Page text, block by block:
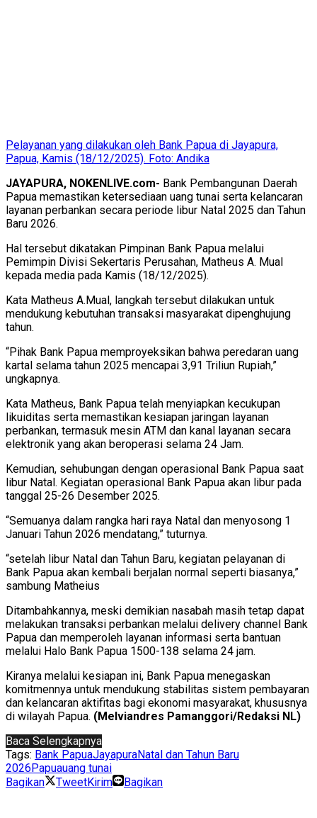
Pelayanan yang dilakukan oleh Bank Papua di Jayapura,
Papua, Kamis (18/12/2025). Foto: Andika
JAYAPURA, NOKENLIVE.com- Bank Pembangunan Daerah
Papua memastikan ketersediaan uang tunai serta kelancaran
layanan perbankan secara periode libur Natal 2025 dan Tahun
Baru 2026.
Hal tersebut dikatakan Pimpinan Bank Papua melalui
Pemimpin Divisi Sekertaris Perusahan, Matheus A. Mual
kepada media pada Kamis (18/12/2025).
Kata Matheus A.Mual, langkah tersebut dilakukan untuk
mendukung kebutuhan transaksi masyarakat dipenghujung
tahun.
“Pihak Bank Papua memproyeksikan bahwa peredaran uang
kartal selama tahun 2025 mencapai 3,91 Triliun Rupiah,”
ungkapnya.
Kata Matheus, Bank Papua telah menyiapkan kecukupan
likuiditas serta memastikan kesiapan jaringan layanan
perbankan, termasuk mesin ATM dan kanal layanan secara
elektronik yang akan beroperasi selama 24 Jam.
Kemudian, sehubungan dengan operasional Bank Papua saat
libur Natal. Kegiatan operasional Bank Papua akan libur pada
tanggal 25-26 Desember 2025.
“Semuanya dalam rangka hari raya Natal dan menyosong 1
Januari Tahun 2026 mendatang,” tuturnya.
“setelah libur Natal dan Tahun Baru, kegiatan pelayanan di
Bank Papua akan kembali berjalan normal seperti biasanya,”
sambung Matheius
Ditambahkannya, meski demikian nasabah masih tetap dapat
melakukan transaksi perbankan melalui delivery channel Bank
Papua dan memperoleh layanan informasi serta bantuan
melalui Halo Bank Papua 1500-138 selama 24 jam.
Kiranya melalui kesiapan ini, Bank Papua menegaskan
komitmennya untuk mendukung stabilitas sistem pembayaran
dan kelancaran aktifitas bagi ekonomi masyarakat, khususnya
di wilayah Papua. (Melviandres Pamanggori/Redaksi NL)
Baca Selengkapnya
Tags: Bank PapuaJayapuraNatal dan Tahun Baru
2026Papuauang tunai
Bagikan
TweetKirim Bagikan